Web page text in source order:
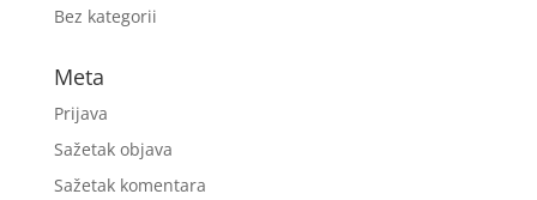
Bez kategorii
Meta
Prijava
Sažetak objava
Sažetak komentara